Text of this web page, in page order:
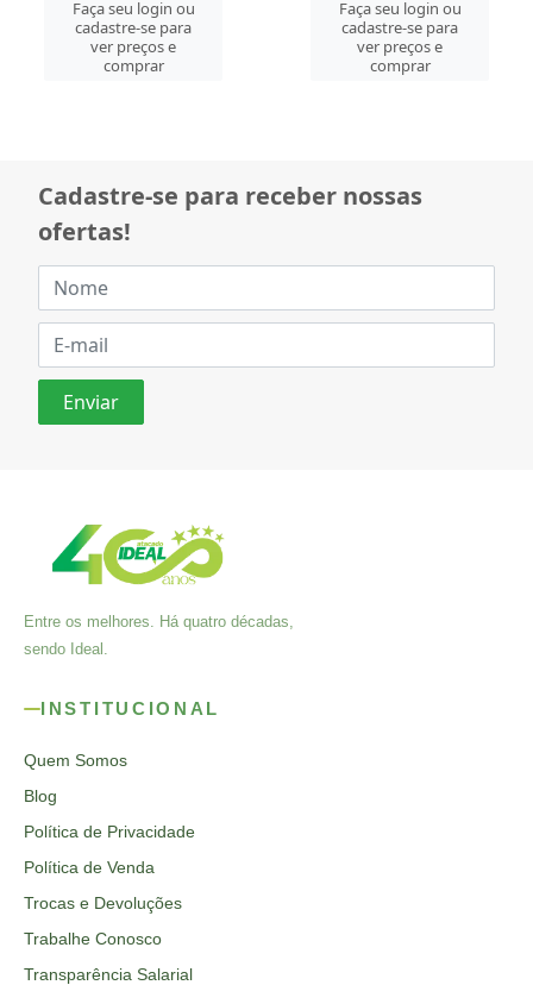
Faça seu login ou
cadastre-se para
ver preços e
comprar
Faça seu login ou
cadastre-se para
ver preços e
comprar
Cadastre-se para receber nossas
ofertas!
Entre os melhores. Há quatro décadas,
sendo Ideal.
INSTITUCIONAL
Quem Somos
Blog
Política de Privacidade
Política de Venda
Trocas e Devoluções
Trabalhe Conosco
Transparência Salarial